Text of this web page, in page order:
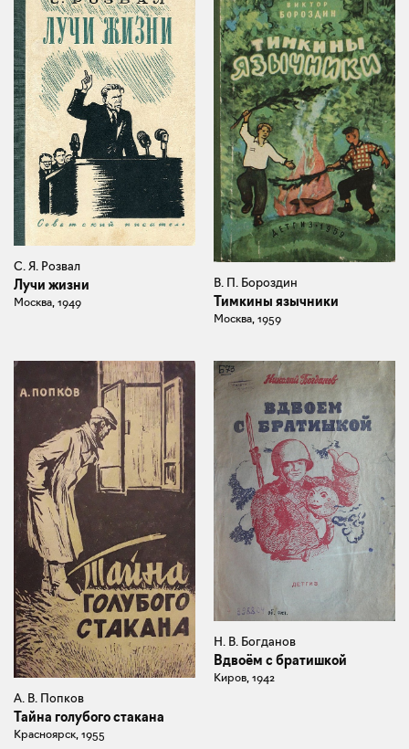
С. Я. Розвал
Лучи жизни
Москва, 1949
В. П. Бороздин
Тимкины язычники
Москва, 1959
А. В. Попков
Тайна голубого стакана
Красноярск, 1955
Н. В. Богданов
Вдвоём с братишкой
Киров, 1942